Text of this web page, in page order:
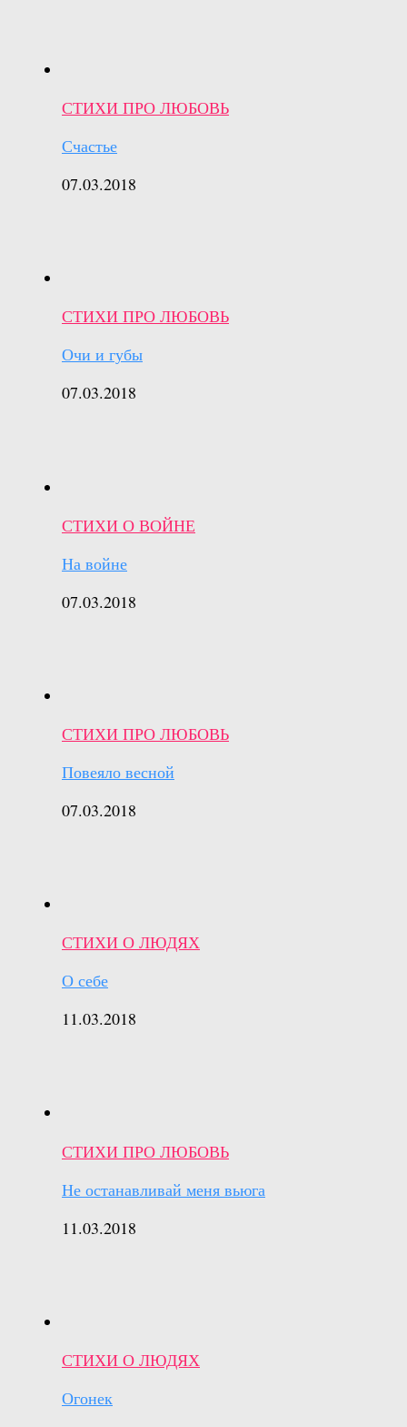
СТИХИ ПРО ЛЮБОВЬ
Счастье
07.03.2018
СТИХИ ПРО ЛЮБОВЬ
Очи и губы
07.03.2018
СТИХИ О ВОЙНЕ
На войне
07.03.2018
СТИХИ ПРО ЛЮБОВЬ
Повеяло весной
07.03.2018
СТИХИ О ЛЮДЯХ
О себе
11.03.2018
СТИХИ ПРО ЛЮБОВЬ
Не останавливай меня вьюга
11.03.2018
СТИХИ О ЛЮДЯХ
Огонек